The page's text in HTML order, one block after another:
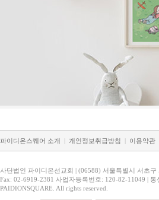
파이디온스퀘어 소개 | 개인정보취급방침 | 이용약관
사단법인 파이디온선교회 | (06588) 서울특별시 서초
Fax: 02-6919-2381 사업자등록번호: 120-82-11049 |
PAIDIONSQUARE. All rights reserved.